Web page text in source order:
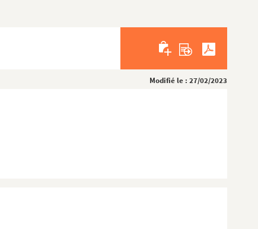
Modifié le : 27/02/2023